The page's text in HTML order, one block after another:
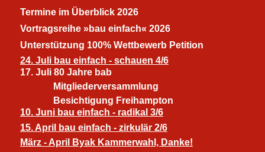
Termine im Überblick 2026
Vortragsreihe »bau einfach« 2026
Unterstützung 100% Wettbewerb Petition
24. Juli bau einfach - schauen 4/6
17. Juli 80 Jahre bab
Mitgliederversammlung
Besichtigung Freihampton
10. Juni bau einfach - radikal 3/6
15. April bau einfach - zirkulär 2/6
März - April Byak Kammerwahl, Danke!